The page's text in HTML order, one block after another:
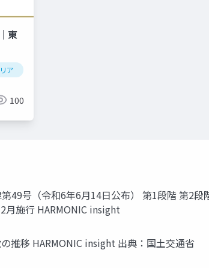
東
ア
100
49号（令和6年6月14日公布） 第1段階 第2
月施行 HARMONIC insight
推移 HARMONIC insight 出典：国土交通省